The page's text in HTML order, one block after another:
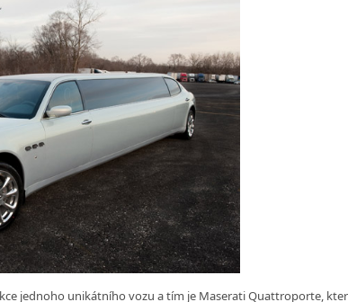
jednoho unikátního vozu a tím je Maserati Quattroporte,